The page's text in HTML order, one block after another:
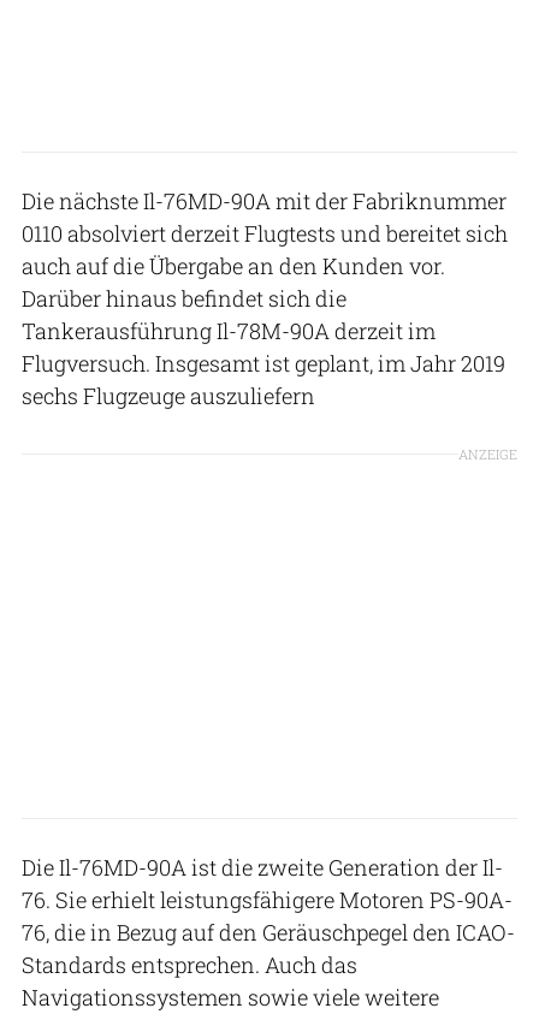
Die nächste Il-76MD-90A mit der Fabriknummer
0110 absolviert derzeit Flugtests und bereitet sich
auch auf die Übergabe an den Kunden vor.
Darüber hinaus befindet sich die
Tankerausführung Il-78M-90A derzeit im
Flugversuch. Insgesamt ist geplant, im Jahr 2019
sechs Flugzeuge auszuliefern
ANZEIGE
Die Il-76MD-90A ist die zweite Generation der Il-
76. Sie erhielt leistungsfähigere Motoren PS-90A-
76, die in Bezug auf den Geräuschpegel den ICAO-
Standards entsprechen. Auch das
Navigationssystemen sowie viele weitere